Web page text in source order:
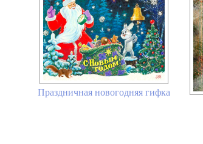
Праздничная новогодняя гифка